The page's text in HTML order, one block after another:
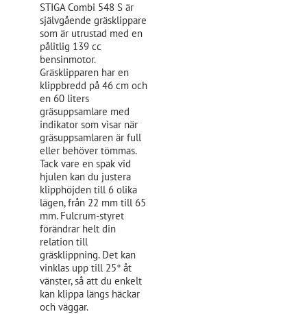
STIGA Combi 548 S är
självgående gräsklippare
som är utrustad med en
pålitlig 139 cc
bensinmotor.
Gräsklipparen har en
klippbredd på 46 cm och
en 60 liters
gräsuppsamlare med
indikator som visar när
gräsuppsamlaren är full
eller behöver tömmas.
Tack vare en spak vid
hjulen kan du justera
klipphöjden till 6 olika
lägen, från 22 mm till 65
mm. Fulcrum-styret
förändrar helt din
relation till
gräsklippning. Det kan
vinklas upp till 25° åt
vänster, så att du enkelt
kan klippa längs häckar
och väggar.